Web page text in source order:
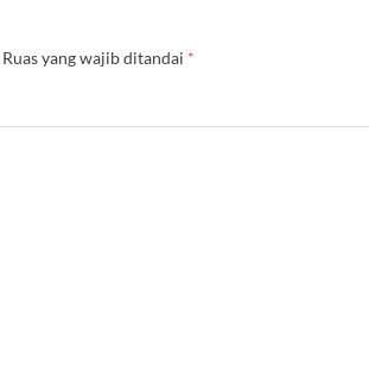
Ruas yang wajib ditandai *